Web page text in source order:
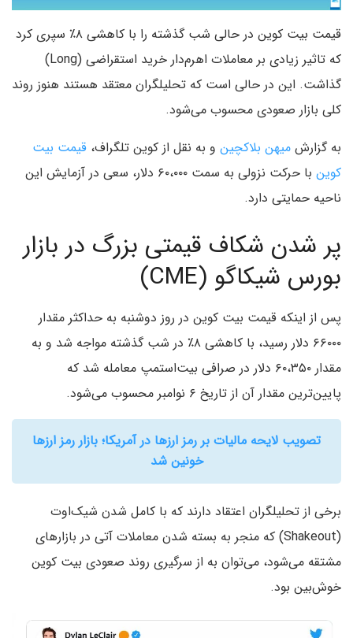
قیمت بیت کوین در حالی شب گذشته را با کاهشی ۸٪ سپری کرد
که تاثیر زیادی بر معاملات اهرم‌دار خرید استقراضی (Long)
گذاشت. این در حالی است که تحلیلگران معتقد هستند هنوز روند
کلی بازار صعودی محسوب می‌شود.
به گزارش میهن بلاکچین و به نقل از کوین تلگراف، قیمت بیت
کوین
با حرکت نزولی به سمت ۶۰،۰۰۰ دلار، سعی در آزمایش این
ناحیه حمایتی دارد.
پر شدن شکاف قیمتی بزرگ در بازار
بورس شیکاگو (CME)
پس از اینکه قیمت بیت کوین در روز دوشنبه به حداکثر مقدار
۶۶۰۰۰ دلار رسید، با کاهشی ۸٪ در شب گذشته مواجه شد و به
مقدار ۶۰،۳۵۰ دلار در صرافی بیت‌استمپ معامله شد که
پایین‌ترین مقدار آن از تاریخ ۶ نوامبر محسوب می‌شود.
تصویب لایحه مالیات بر رمز ارزها در آمریکا؛ بازار رمز ارزها
خونین شد
برخی از تحلیلگران اعتقاد دارند که با کامل شدن شیک‌اوت
(Shakeout) که منجر به بسته شدن معاملات آتی در بازارهای
مشتقه می‌شود، می‌توان به از سرگیری روند صعودی بیت کوین
خوش‌بین بود.